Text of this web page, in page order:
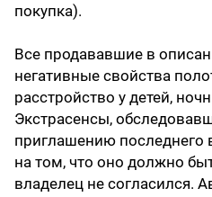
покупка).
Все продававшие в
негативные свойства
расстройство у детей,
Экстрасенсы,
приглашению последнего
на том, что оно должно
владелец не согласился.